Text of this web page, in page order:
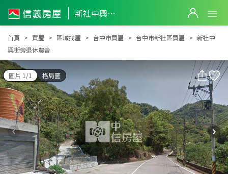
新社中興街旁退休農舍
新社中興街旁退休農舍
首頁 買屋 區域找屋 台中市買屋 台中市新社區買屋
新社中
興街旁退休農舍
圖片 1/1 格局圖